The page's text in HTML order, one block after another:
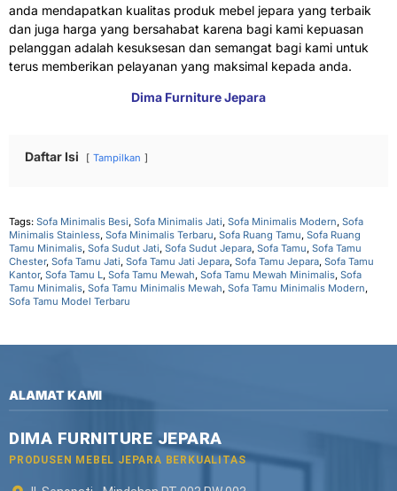
anda mendapatkan kualitas produk mebel jepara yang terbaik
dan juga harga yang bersahabat karena bagi kami kepuasan
pelanggan adalah kesuksesan dan semangat bagi kami untuk
terus memberikan pelayanan yang maksimal kepada anda.
Dima Furniture Jepara
Daftar Isi Tampilkan
Tags: Sofa Minimalis Besi, Sofa Minimalis Jati, Sofa Minimalis Modern, Sofa
Minimalis Stainless, Sofa Minimalis Terbaru, Sofa Ruang Tamu, Sofa Ruang
Tamu Minimalis, Sofa Sudut Jati, Sofa Sudut Jepara, Sofa Tamu, Sofa Tamu
Chester, Sofa Tamu Jati, Sofa Tamu Jati Jepara, Sofa Tamu Jepara, Sofa Tamu
Kantor, Sofa Tamu L , Sofa Tamu Mewah, Sofa Tamu Mewah Minimalis, Sofa
Tamu Minimalis, Sofa Tamu Minimalis Mewah, Sofa Tamu Minimalis Modern,
Sofa Tamu Model Terbaru
ALAMAT KAMI
DIMA FURNITURE JEPARA
PRODUSEN MEBEL JEPARA BERKUALITAS